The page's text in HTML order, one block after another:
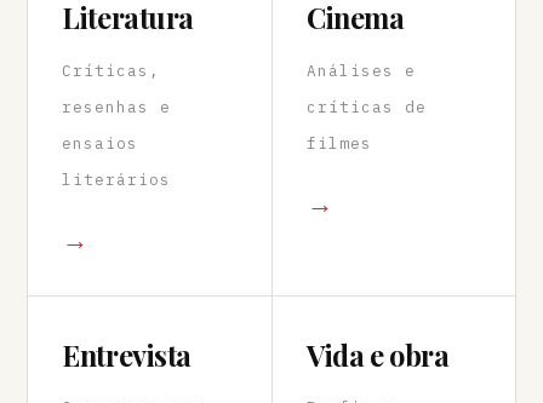
Literatura
Críticas,
resenhas e
ensaios
literários
→
Cinema
Análises e
críticas de
filmes
→
Entrevista Vida e obra